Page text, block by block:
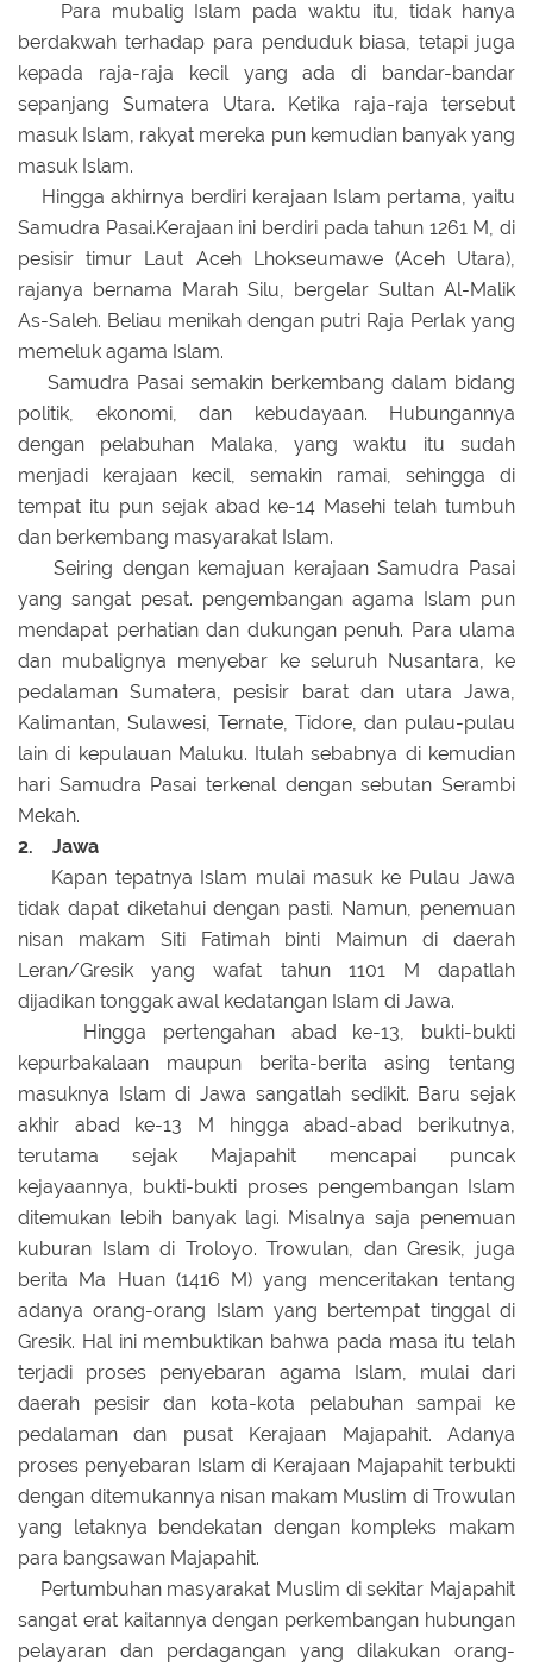
Para mubalig Islam pada waktu itu, tidak hanya
berdakwah terhadap para penduduk biasa, tetapi juga
kepada raja-raja kecil yang ada di bandar-bandar
sepanjang Sumatera Utara. Ketika raja-raja tersebut
masuk Islam, rakyat mereka pun kemudian banyak yang
masuk Islam.
Hingga akhirnya berdiri kerajaan Islam pertama, yaitu
Samudra Pasai.Kerajaan ini berdiri pada tahun 1261 M, di
pesisir timur Laut Aceh Lhokseumawe (Aceh Utara),
rajanya bernama Marah Silu, bergelar Sultan Al-Malik
As-Saleh. Beliau menikah dengan putri Raja Perlak yang
memeluk agama Islam.
Samudra Pasai semakin berkembang dalam bidang
politik, ekonomi, dan kebudayaan. Hubungannya
dengan pelabuhan Malaka, yang waktu itu sudah
menjadi kerajaan kecil, semakin ramai, sehingga di
tempat itu pun sejak abad ke-14 Masehi telah tumbuh
dan berkembang masyarakat Islam.
Seiring dengan kemajuan kerajaan Samudra Pasai
yang sangat pesat. pengembangan agama Islam pun
mendapat perhatian dan dukungan penuh. Para ulama
dan mubalignya menyebar ke seluruh Nusantara, ke
pedalaman Sumatera, pesisir barat dan utara Jawa,
Kalimantan, Sulawesi, Ternate, Tidore, dan pulau-pulau
lain di kepulauan Maluku. Itulah sebabnya di kemudian
hari Samudra Pasai terkenal dengan sebutan Serambi
Mekah.
2. Jawa
Kapan tepatnya Islam mulai masuk ke Pulau Jawa
tidak dapat diketahui dengan pasti. Namun, penemuan
nisan makam Siti Fatimah binti Maimun di daerah
Leran/Gresik yang wafat tahun 1101 M dapatlah
dijadikan tonggak awal kedatangan Islam di Jawa.
Hingga pertengahan abad ke-13, bukti-bukti
kepurbakalaan maupun berita-berita asing tentang
masuknya Islam di Jawa sangatlah sedikit. Baru sejak
akhir abad ke-13 M hingga abad-abad berikutnya,
terutama sejak Majapahit mencapai puncak
kejayaannya, bukti-bukti proses pengembangan Islam
ditemukan lebih banyak lagi. Misalnya saja penemuan
kuburan Islam di Troloyo. Trowulan, dan Gresik, juga
berita Ma Huan (1416 M) yang menceritakan tentang
adanya orang-orang Islam yang bertempat tinggal di
Gresik. Hal ini membuktikan bahwa pada masa itu telah
terjadi proses penyebaran agama Islam, mulai dari
daerah pesisir dan kota-kota pelabuhan sampai ke
pedalaman dan pusat Kerajaan Majapahit. Adanya
proses penyebaran Islam di Kerajaan Majapahit terbukti
dengan ditemukannya nisan makam Muslim di Trowulan
yang letaknya bendekatan dengan kompleks makam
para bangsawan Majapahit.
Pertumbuhan masyarakat Muslim di sekitar Majapahit
sangat erat kaitannya dengan perkembangan hubungan
pelayaran dan perdagangan yang dilakukan orang-